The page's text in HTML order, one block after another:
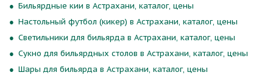
Бильярдные кии в Астрахани, каталог, цены
Настольный футбол (кикер) в Астрахани, каталог, цены
Светильники для бильярда в Астрахани, каталог, цены
Сукно для бильярдных столов в Астрахани, каталог, цены
Шары для бильярда в Астрахани, каталог, цены